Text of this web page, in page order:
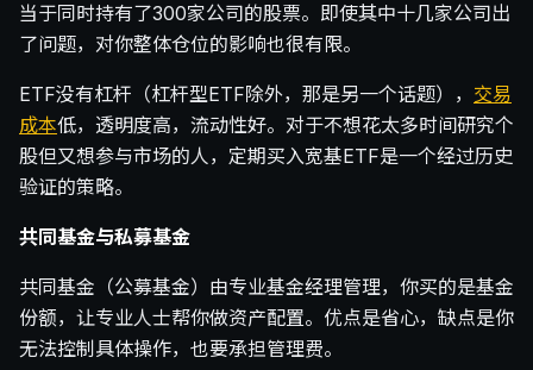
当于同时持有了300家公司的股票。即使其中十几家公司出
了问题，对你整体仓位的影响也很有限。
ETF没有杠杆（杠杆型ETF除外，那是另一个话题）， 交易
成本低，透明度高，流动性好。对于不想花太多时间研究个
股但又想参与市场的人，定期买入宽基ETF是一个经过历史
验证的策略。
共同基金与私募基金
共同基金（公募基金）由专业基金经理管理，你买的是基金
份额，让专业人士帮你做资产配置。优点是省心，缺点是你
无法控制具体操作，也要承担管理费。